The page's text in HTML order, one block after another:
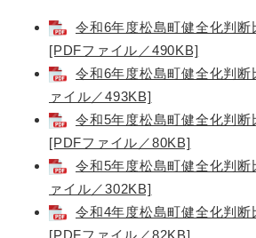
令和6年度松島町健全化判
[PDFファイル／490KB]
令和6年度松島町健全化判断
ァイル／493KB]
令和5年度松島町健全化判
[PDFファイル／80KB]
令和5年度松島町健全化判断
ァイル／302KB]
令和4年度松島町健全化判